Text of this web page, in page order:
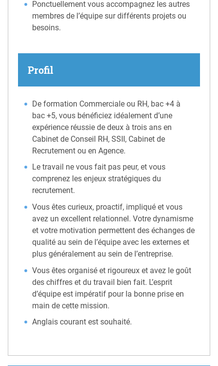
Ponctuellement vous accompagnez les autres
membres de l’équipe sur différents projets ou
besoins.
Profil
De formation Commerciale ou RH, bac +4 à
bac +5, vous bénéficiez idéalement d’une
expérience réussie de deux à trois ans en
Cabinet de Conseil RH, SSII, Cabinet de
Recrutement ou en Agence.
Le travail ne vous fait pas peur, et vous
comprenez les enjeux stratégiques du
recrutement.
Vous êtes curieux, proactif, impliqué et vous
avez un excellent relationnel. Votre dynamisme
et votre motivation permettent des échanges de
qualité au sein de l’équipe avec les externes et
plus généralement au sein de l’entreprise.
Vous êtes organisé et rigoureux et avez le goût
des chiffres et du travail bien fait. L’esprit
d’équipe est impératif pour la bonne prise en
main de cette mission.
Anglais courant est souhaité.